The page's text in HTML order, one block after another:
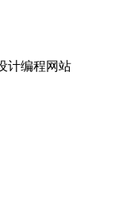
计编程网站